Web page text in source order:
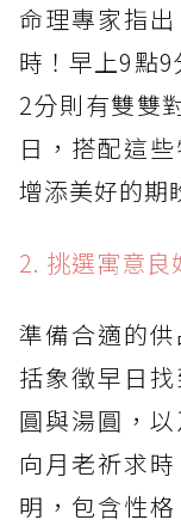
順利脫單後
全台 5 間超
1. 台北：霞
2. 台北：艋
4. 南投：日
5. 台南：大
命理專家指
時！早上9點
2分則有雙雙
日，搭配這
增添美好的期
2. 挑選寓意良
準備合適的
括象徵早日
圓與湯圓，
向月老祈求
明，包含性